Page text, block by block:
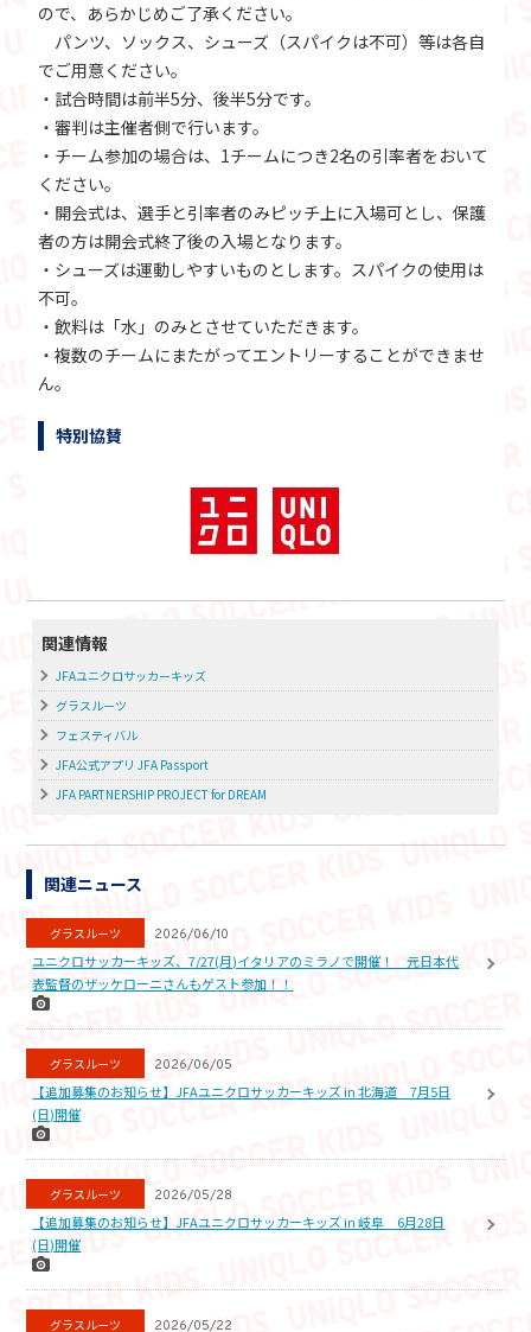
ので、あらかじめご了承ください。
パンツ、ソックス、シューズ（スパイクは不可）等は各自
でご用意ください。
・試合時間は前半5分、後半5分です。
・審判は主催者側で行います。
・チーム参加の場合は、1チームにつき2名の引率者をおいて
ください。
・開会式は、選手と引率者のみピッチ上に入場可とし、保護
者の方は開会式終了後の入場となります。
・シューズは運動しやすいものとします。スパイクの使用は
不可。
・飲料は「水」のみとさせていただきます。
・複数のチームにまたがってエントリーすることができませ
ん。
特別協賛
関連情報
JFAユニクロサッカーキッズ
グラスルーツ
フェスティバル
JFA公式アプリ JFA Passport
JFA PARTNERSHIP PROJECT for DREAM
関連ニュース
グラスルーツ 2026/06/10
ユニクロサッカーキッズ、7/27(月)イタリアのミラノで開催！ 元日本代
表監督のザッケローニさんもゲスト参加！！
グラスルーツ 2026/06/05
【追加募集のお知らせ】JFAユニクロサッカーキッズ in 北海道 7月5日
(日)開催
グラスルーツ 2026/05/28
【追加募集のお知らせ】JFAユニクロサッカーキッズ in 岐阜 6月28日
(日)開催
グラスルーツ 2026/05/22